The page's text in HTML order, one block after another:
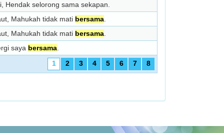
Hendak selorong sama sekapan.
Mahukah tidak mati bersama
Mahukah tidak mati bersama
saya bersama
1
2 3 4 5 6 7 8